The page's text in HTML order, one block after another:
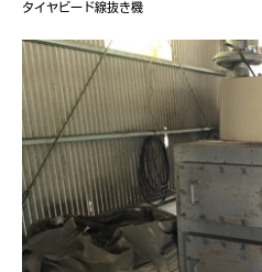
タイヤビード線抜き機